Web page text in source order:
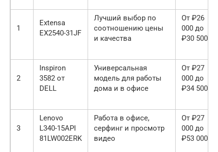
1
Extensa
EX2540-31JF
Лучший выбор по
соотношению цены
и качества
От ₽26
000 до
₽30 500
2
Inspiron
3582 от
DELL
Универсальная
модель для работы
дома и в офисе
От ₽27
000 до
₽34 500
3
Lenovo
L340-15API
81LW002ERK
Работа в офисе,
серфинг и просмотр
видео
От ₽27
000 до
₽53 000